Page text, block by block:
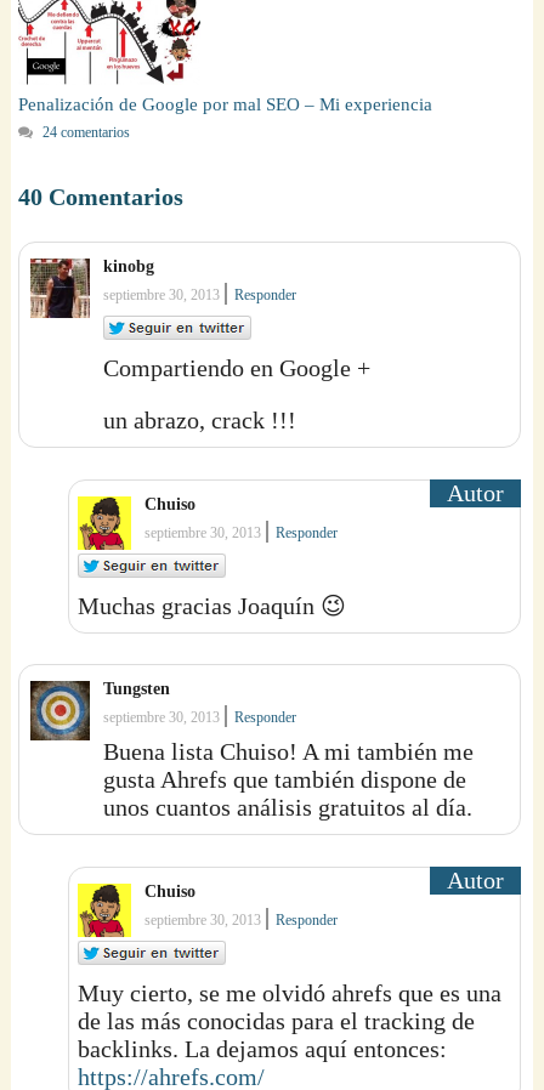
Penalización de Google por mal SEO – Mi experiencia
24 comentarios
40 Comentarios
kinobg
septiembre 30, 2013 |Responder
Compartiendo en Google +
un abrazo, crack !!!
Chuiso
septiembre 30, 2013 |Responder
Muchas gracias Joaquín 😉
Tungsten
septiembre 30, 2013 |Responder
Buena lista Chuiso! A mi también me
gusta Ahrefs que también dispone de
unos cuantos análisis gratuitos al día.
Chuiso
septiembre 30, 2013 |Responder
Muy cierto, se me olvidó ahrefs que es una
de las más conocidas para el tracking de
backlinks. La dejamos aquí entonces:
https://ahrefs.com/